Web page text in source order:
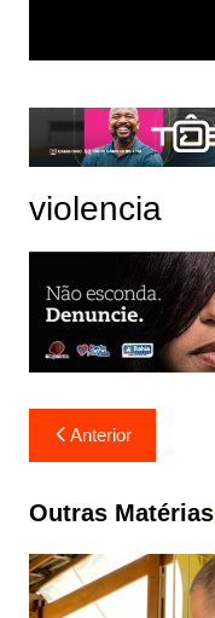
violencia
Navegação
de
Post
Anterior
Outras Matérias